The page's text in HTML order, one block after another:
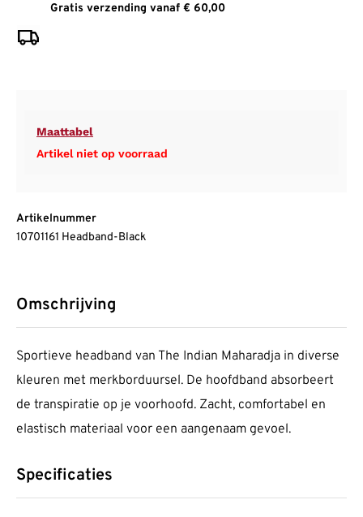
Gratis verzending vanaf € 60,00
Maattabel
Artikel niet op voorraad
Artikelnummer
10701161 Headband-Black
Omschrijving
Sportieve headband van The Indian Maharadja in diverse
kleuren met merkborduursel. De hoofdband absorbeert
de transpiratie op je voorhoofd. Zacht, comfortabel en
elastisch materiaal voor een aangenaam gevoel.
Specificaties